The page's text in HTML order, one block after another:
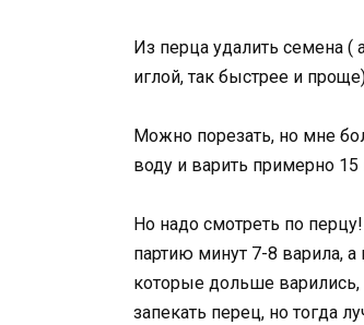
Из перца удалить семена (
иглой, так быстрее и
Можно порезать, но мне
воду и варить примерно 15
Но надо смотреть по
партию минут 7-8 варила,
которые дольше
запекать перец, но тогда